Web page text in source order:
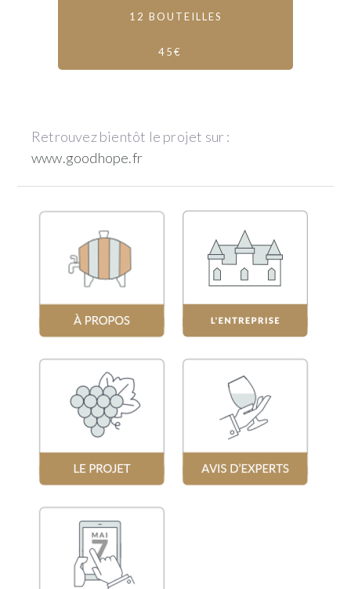
12 BOUTEILLES
45€
Retrouvez bientôt le projet sur :
www.goodhope.fr